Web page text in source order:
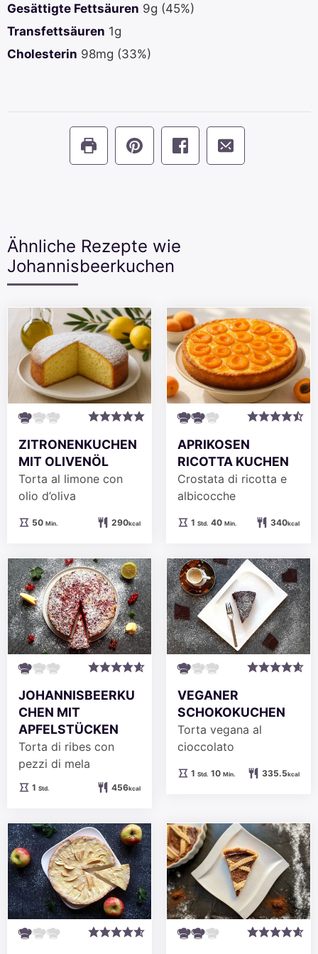
Gesättigte Fettsäuren 9g (45%)
Transfettsäuren 1g
Cholesterin 98mg (33%)
Ähnliche Rezepte wie
Johannisbeerkuchen
ZITRONENKUCHEN
MIT OLIVENÖL
Torta al limone con
olio d’oliva
50Minuten
Min. 290kcal
APRIKOSEN
RICOTTA KUCHEN
Crostata di ricotta e
albicocche
1Stunde
Std. 40Minuten
Min. 340kcal
JOHANNISBEERKU
CHEN MIT
APFELSTÜCKEN
Torta di ribes con
pezzi di mela
1Stunde
Std. 456kcal
VEGANER
SCHOKOKUCHEN
Torta vegana al
cioccolato
1Stunde
Std. 10Minuten
Min. 335.5kcal